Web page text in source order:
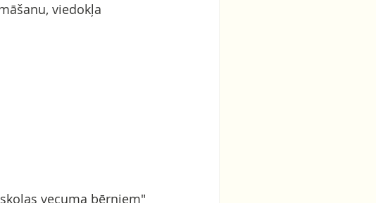
viedokļa
vecuma bērniem"